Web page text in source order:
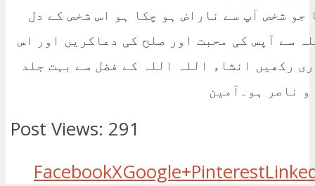
جو شخص آپ سے ناراض ہو چکا ہو اس شخص کے دل
سے آپس کی محبت اور صلح کی دعاکریں اور اس
رکھیں انشاء اللہ اللہ کے فضل سے بہت جلد
ناصر ہو۔آمین
Post Views: 291
FacebookXGoogle+Pinterest